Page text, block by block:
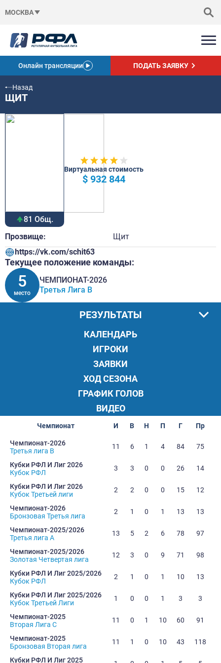
МОСКВА
Онлайн трансляции ПОДАТЬ ЗАЯВКУ
Назад
ЩИТ
81 Общ.
Виртуальная стоимость
$ 932 844
Прозвище:
Щит
https://vk.com/schit63
Текущее положение команды:
5
место
ЧЕМПИОНАТ-2026
Третья Лига B
РЕЗУЛЬТАТЫ
КАЛЕНДАРЬ
ИГРОКИ
ЗАЯВКИ
ХОД СЕЗОНА
ГРАФИК ГОЛОВ
ВИДЕО
Чемпионат И В Н П Г Пр
Чемпионат-2026
Третья лига B
11 6 1 4 84 75
Кубки РФЛ И Лиг 2026
Кубок РФЛ
3 3 0 0 26 14
Кубки РФЛ И Лиг 2026
Кубок Третьей лиги
2 2 0 0 15 12
Чемпионат-2026
Бронзовая Третья лига
2 1 0 1 13 13
Чемпионат-2025/2026
Третья лига А
13 5 2 6 78 97
Чемпионат-2025/2026
Золотая Четвертая лига
12 3 0 9 71 98
Кубки РФЛ И Лиг 2025/2026
Кубок РФЛ
2 1 0 1 10 13
Кубки РФЛ И Лиг 2025/2026
Кубок Третьей Лиги
1 0 0 1 3 3
Чемпионат-2025
Вторая Лига C
11 0 1 10 60 91
Чемпионат-2025
Бронзовая Вторая лига
11 1 0 10 43 118
Кубки РФЛ И Лиг 2025